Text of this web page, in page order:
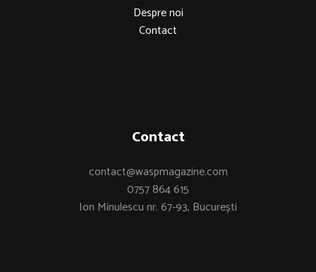
Despre noi
Contact
Contact
contact@waspmagazine.com
0757 864 615
Ion Minulescu nr. 67-93, București